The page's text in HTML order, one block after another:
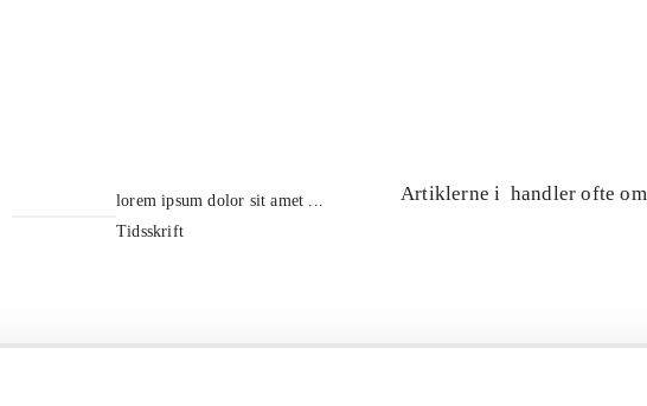
lorem ipsum dolor sit amet ...
Tidsskrift
Artiklerne i handler ofte om